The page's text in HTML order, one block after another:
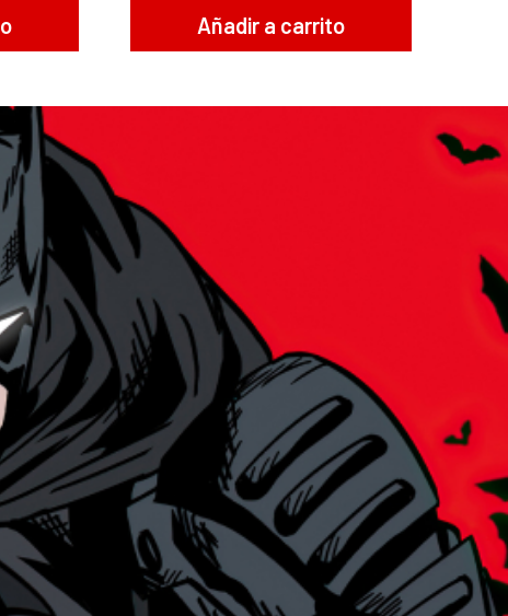
Añadir a carrito